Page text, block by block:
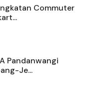
Commuter
Pandanwangi
Je...